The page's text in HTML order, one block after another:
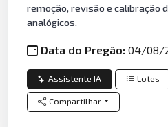
remoção, revisão e calibração
analógicos.
Data do Pregão:04/08/
Assistente IA Lotes
Compartilhar